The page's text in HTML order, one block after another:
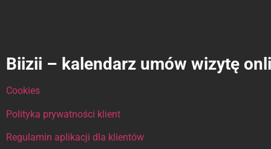
Biizii – kalendarz umów wizytę
Cookies
Polityka prywatności klient
Regulamin aplikacji dla klientów